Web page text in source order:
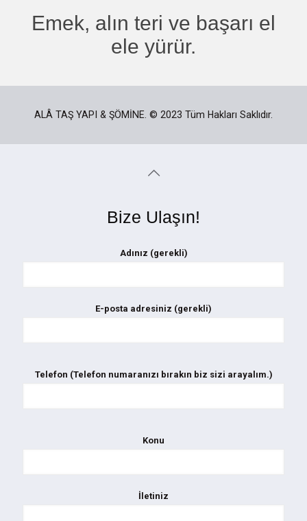
Emek, alın teri ve başarı el
ele yürür.
ALÂ TAŞ YAPI & ŞÖMİNE. © 2023 Tüm Hakları Saklıdır.
Bize Ulaşın!
Adınız (gerekli)
E-posta adresiniz (gerekli)
Telefon (Telefon numaranızı bırakın biz sizi arayalım.)
Konu
İletiniz